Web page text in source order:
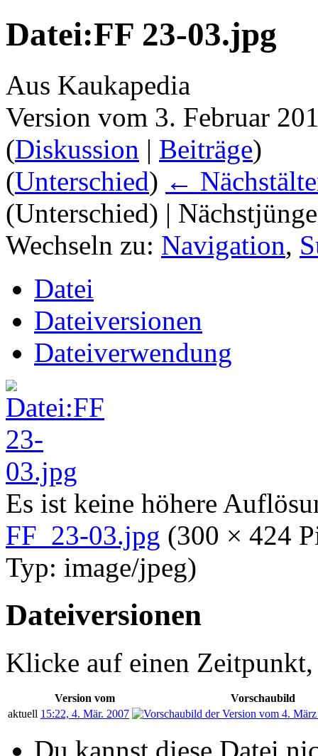
Datei:FF 23-03.jpg
Aus Kaukapedia
Version vom 3. Februar
(Diskussion | Beiträge)
(Unterschied) ←
(Unterschied) |
Wechseln zu: Navigation,
Datei
Dateiversionen
Dateiverwendung
Es ist keine höhere
FF_23-03.jpg (300 × 424
Typ: image/jpeg)
Dateiversionen
Klicke auf einen Zeitpunkt,
Version vom
Vorschaubild
aktuell 15:22, 4. Mär. 2007
Du kannst diese Datei